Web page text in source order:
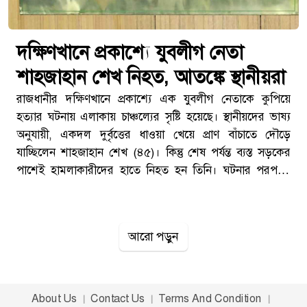
দক্ষিণখানে প্রকাশ্যে যুবলীগ নেতা
শাহজাহান শেখ নিহত, আতঙ্কে স্থানীয়রা
রাজধানীর দক্ষিণখানে প্রকাশ্যে এক যুবলীগ নেতাকে কুপিয়ে
হত্যার ঘটনায় এলাকায় চাঞ্চল্যের সৃষ্টি হয়েছে। স্থানীয়দের ভাষ্য
অনুযায়ী, একদল দুর্বৃত্তের ধাওয়া খেয়ে প্রাণ বাঁচাতে দৌড়ে
যাচ্ছিলেন শাহজাহান শেখ (৪৫)। কিন্তু শেষ পর্যন্ত ব্যস্ত সড়কের
পাশেই হামলাকারীদের হাতে নিহত হন তিনি। ঘটনার পরপরই
এলাকায় এ ঘটনা ঘটে। নিহত শাহজাহান শেখ দক্ষিণখানের
হিসেবে পরিচিত ছিলেন। এছাড়া তিনি আশকোনা কমিউনিটি
আরো পড়ুন
About Us Contact Us Terms And Condition